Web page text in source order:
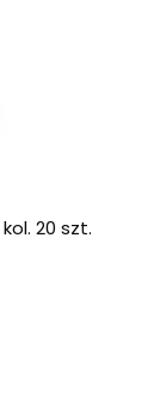
20 szt.